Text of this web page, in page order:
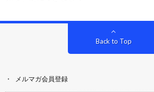
Back to Top
メルマガ会員登録